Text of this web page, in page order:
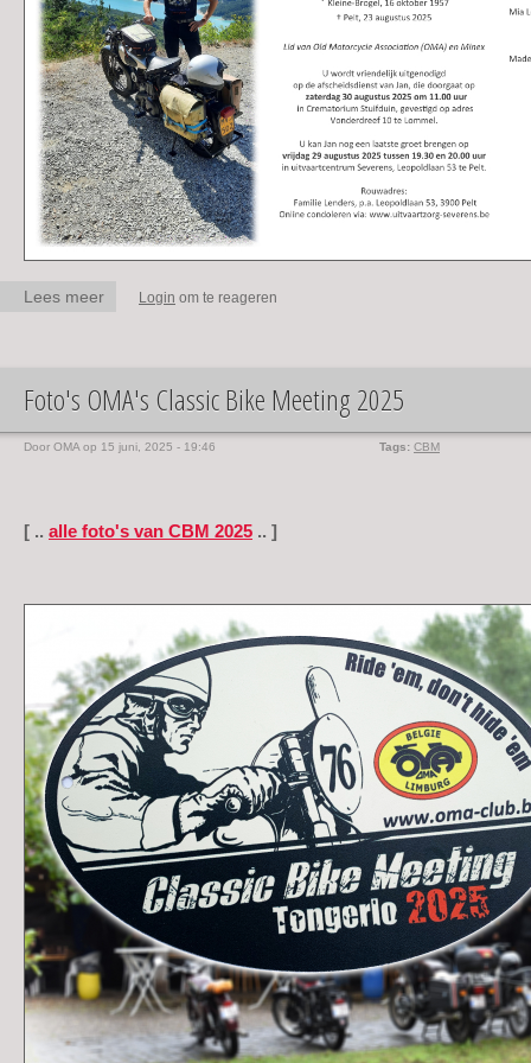
Lees meer over R.I.P. Johan `Jan`
Login om te reageren
Foto's OMA's Classic Bike Meeting 2025
Door OMA op 15 juni, 2025 - 19:46 Tags: CBM
[ .. alle foto's van CBM 2025 .. ]